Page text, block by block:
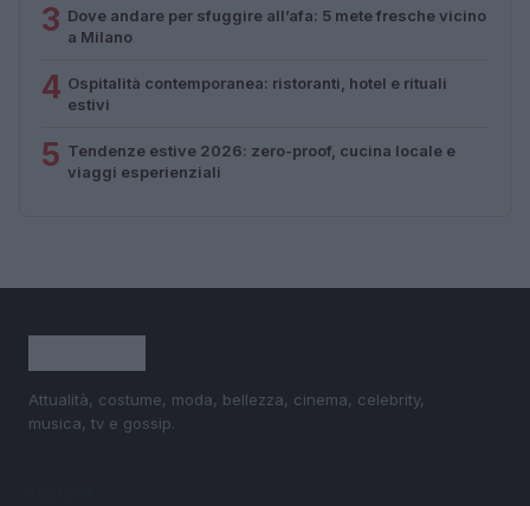
3 Dove andare per sfuggire all’afa: 5 mete fresche vicino
a Milano
4 Ospitalità contemporanea: ristoranti, hotel e rituali
estivi
5 Tendenze estive 2026: zero-proof, cucina locale e
viaggi esperienziali
Attualità, costume, moda, bellezza, cinema, celebrity,
musica, tv e gossip.